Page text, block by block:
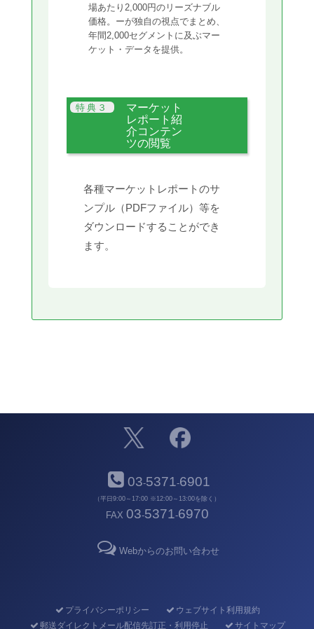
場あたり2,000円のリーズナブル
価格。ーが独自の視点でまとめ、
年間2,000セグメントに及ぶマー
ケット・データを提供。
マーケット
レポート紹
介コンテン
ツの閲覧
各種マーケットレポートのサ
ンプル（PDFファイル）等を
ダウンロードすることができ
ます。
03-5371-6901
（平日9:00～17:00 ※12:00～13:00を除く）
FAX 03-5371-6970
Webからのお問い合わせ
プライバシーポリシー
ウェブサイト利用規約
郵送ダイレクトメール配信先訂正・利用停止
サイトマップ